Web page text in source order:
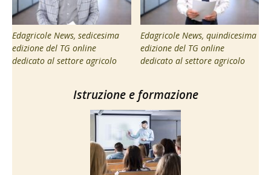
Edagricole News, sedicesima
edizione del TG online
dedicato al settore agricolo
Edagricole News, quindicesima
edizione del TG online
dedicato al settore agricolo
Istruzione e formazione